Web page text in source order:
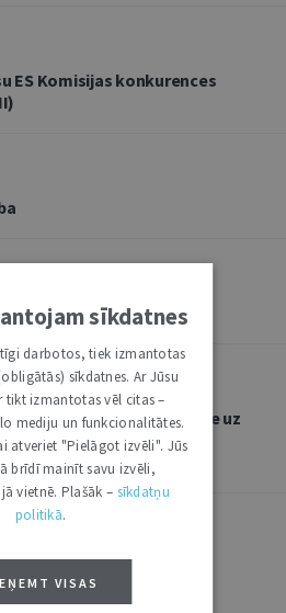
ES Komisijas konkurences
starptautisko
veidošanās un ietekme uz
sniegšanas brīvība
sīkdatnes
darbotos, tiek izmantotas
sīkdatnes. Ar Jūsu
tikt izmantotas vēl citas –
mediju un funkcionalitātes.
atveriet "Pielāgot izvēli". Jūs
brīdī mainīt savu izvēli,
vietnē. Plašāk – sīkdatņu
politikā.
VISAS